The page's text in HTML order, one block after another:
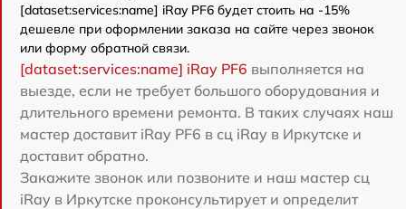
[dataset:services:name] iRay PF6 будет стоить на -15%
дешевле при оформлении заказа на сайте через звонок
или форму обратной связи.
[dataset:services:name] iRay PF6 выполняется на
выезде, если не требует большого оборудования и
длительного времени ремонта. В таких случаях наш
мастер доставит iRay PF6 в сц iRay в Иркутске и
доставит обратно.
Закажите звонок или позвоните и наш мастер сц
iRay в Иркутске проконсультирует и определит